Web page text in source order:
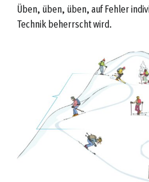
Üben, üben, üben, auf Fehler
Technik beherrscht wird.